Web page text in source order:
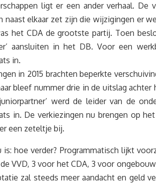
ligt er een ander verhaal.
naast elkaar zet zijn die wijzigingen er
het CDA de grootste partij. Toen
aansluiten in het DB. Voor een
in.
in 2015 brachten beperkte
bleef nummer drie in de uitslag
werd de leider van de
in. De verkiezingen nu brengen op
een zeteltje bij.
is: hoe verder? Programmatisch lijkt
VVD, 3 voor het CDA, 3 voor
zal steeds meer aandacht en geld